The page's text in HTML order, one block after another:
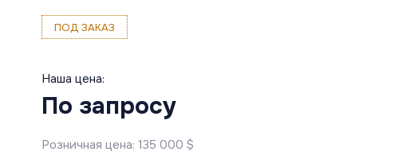
ПОД ЗАКАЗ
Наша цена:
По запросу
Розничная цена: 135 000 $